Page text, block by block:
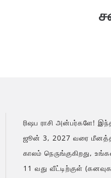
ரிஷப ராசி அன்பர்களே!
ஜூன் 3, 2027 வரை
காலம் நெருங்குகிறது,
11 வது வீட்டிற்குள்